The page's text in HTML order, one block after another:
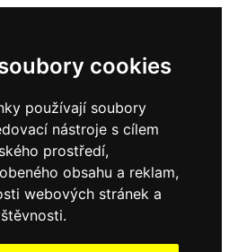
cookies
používají soubory
nástroje s cílem
prostředí,
obsahu a reklam,
webových stránek a